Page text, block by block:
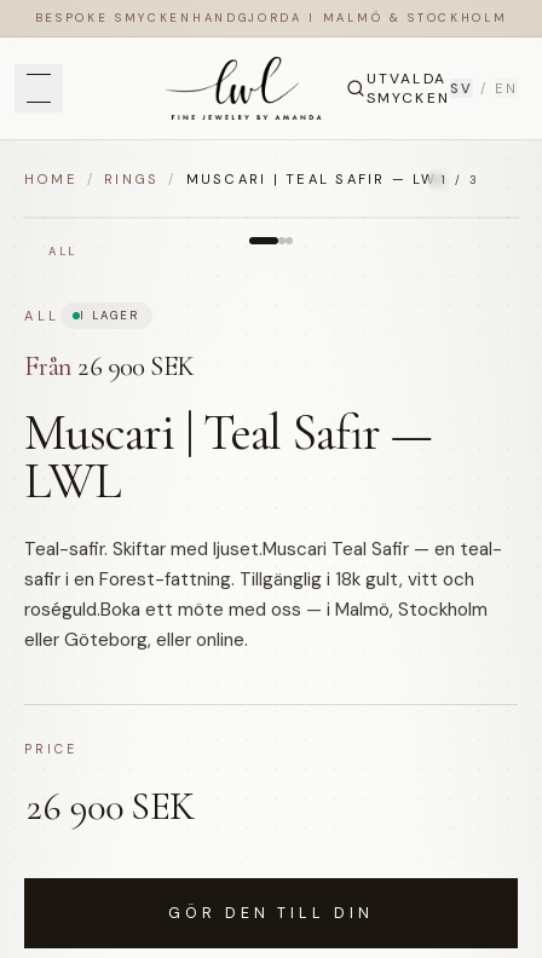
BESPOKE SMYCKEN HANDGJORDA I MALMÖ & STOCKHOLM
UTVALDA
SMYCKEN SV / EN
HOME / RINGS / MUSCARI | TEAL SAFIR — LWL
ALL
1 / 3
ALL I LAGER
Från 26 900 SEK
Muscari | Teal Safir —
LWL
Teal-safir. Skiftar med ljuset.Muscari Teal Safir — en teal-
safir i en Forest-fattning. Tillgänglig i 18k gult, vitt och
roséguld.Boka ett möte med oss — i Malmö, Stockholm
eller Göteborg, eller online.
PRICE
26 900 SEK
GÖR DEN TILL DIN